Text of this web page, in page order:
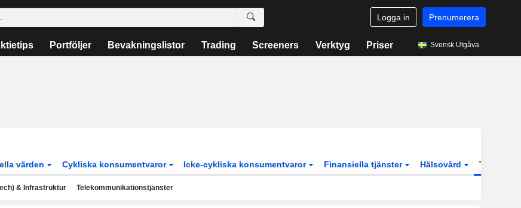
Logga in Prenumerera
Portföljer Bevakningslistor Trading Screeners Verktyg Priser Svensk Utgåva
värden Cykliska konsumentvaror Icke-cykliska konsumentvaror Finansiella tjänster Hälsovård
& Infrastruktur Telekommunikationstjänster